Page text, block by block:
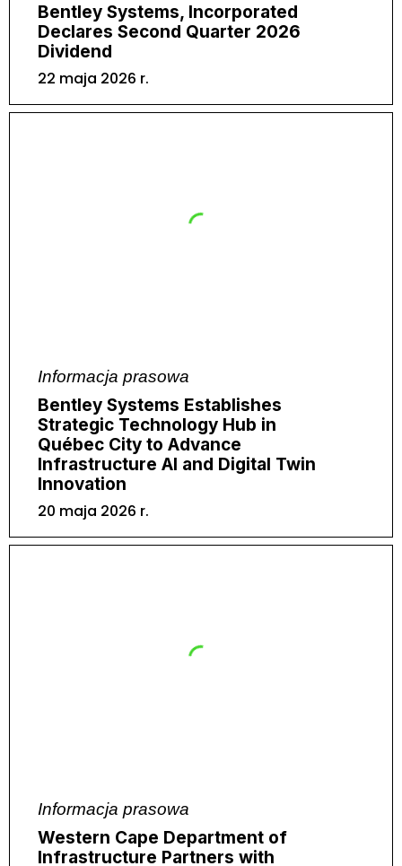
Bentley Systems, Incorporated
Declares Second Quarter 2026
Dividend
22 maja 2026 r.
Informacja prasowa
Bentley Systems Establishes
Strategic Technology Hub in
Québec City to Advance
Infrastructure AI and Digital Twin
Innovation
20 maja 2026 r.
Informacja prasowa
Western Cape Department of
Infrastructure Partners with